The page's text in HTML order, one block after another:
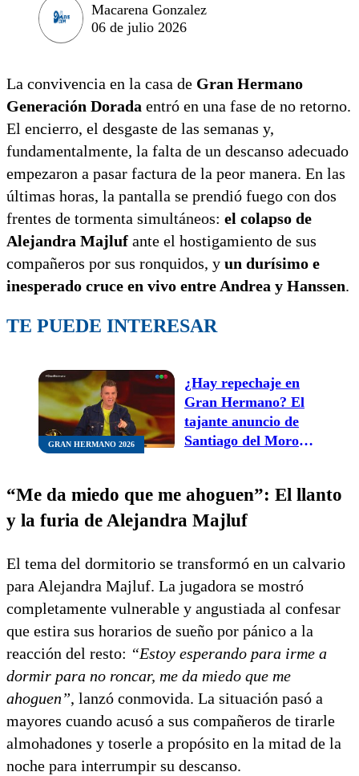
Macarena Gonzalez
06 de julio 2026
La convivencia en la casa de Gran Hermano
Generación Dorada entró en una fase de no retorno.
El encierro, el desgaste de las semanas y,
fundamentalmente, la falta de un descanso adecuado
empezaron a pasar factura de la peor manera. En las
últimas horas, la pantalla se prendió fuego con dos
frentes de tormenta simultáneos: el colapso de
Alejandra Majluf ante el hostigamiento de sus
compañeros por sus ronquidos, y un durísimo e
inesperado cruce en vivo entre Andrea y Hanssen.
TE PUEDE INTERESAR
GRAN HERMANO 2026
¿Hay repechaje en
Gran Hermano? El
tajante anuncio de
Santiago del Moro
“Me da miedo que me ahoguen”: El llanto
y la furia de Alejandra Majluf
El tema del dormitorio se transformó en un calvario
para Alejandra Majluf. La jugadora se mostró
completamente vulnerable y angustiada al confesar
que estira sus horarios de sueño por pánico a la
reacción del resto: “Estoy esperando para irme a
dormir para no roncar, me da miedo que me
ahoguen”, lanzó conmovida. La situación pasó a
mayores cuando acusó a sus compañeros de tirarle
almohadones y toserle a propósito en la mitad de la
noche para interrumpir su descanso.